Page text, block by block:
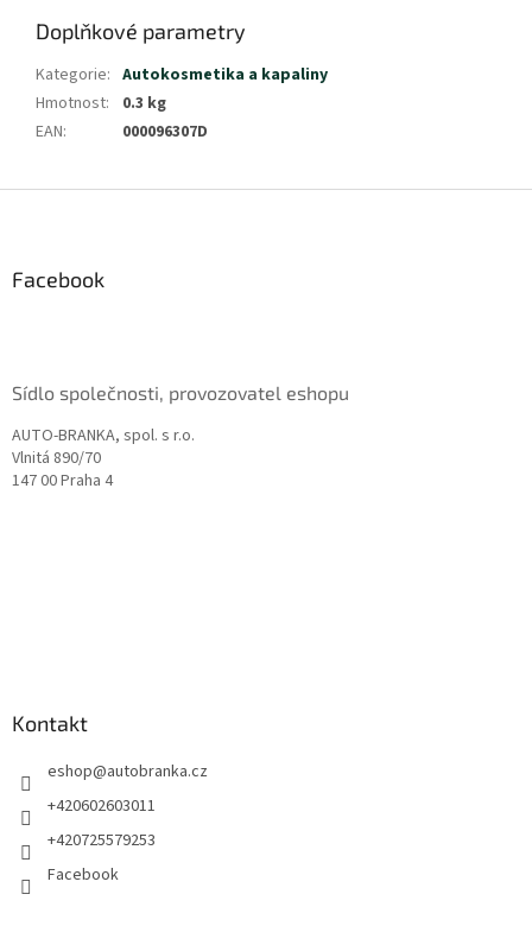
Doplňkové parametry
Kategorie: Autokosmetika a kapaliny
Hmotnost:
0.3 kg
EAN: 000096307D
Facebook
Sídlo společnosti, provozovatel eshopu
AUTO-BRANKA, spol. s r.o.
Vlnitá 890/70
147 00 Praha 4
Kontakt
eshop@autobranka.cz
+420602603011
+420725579253
Facebook